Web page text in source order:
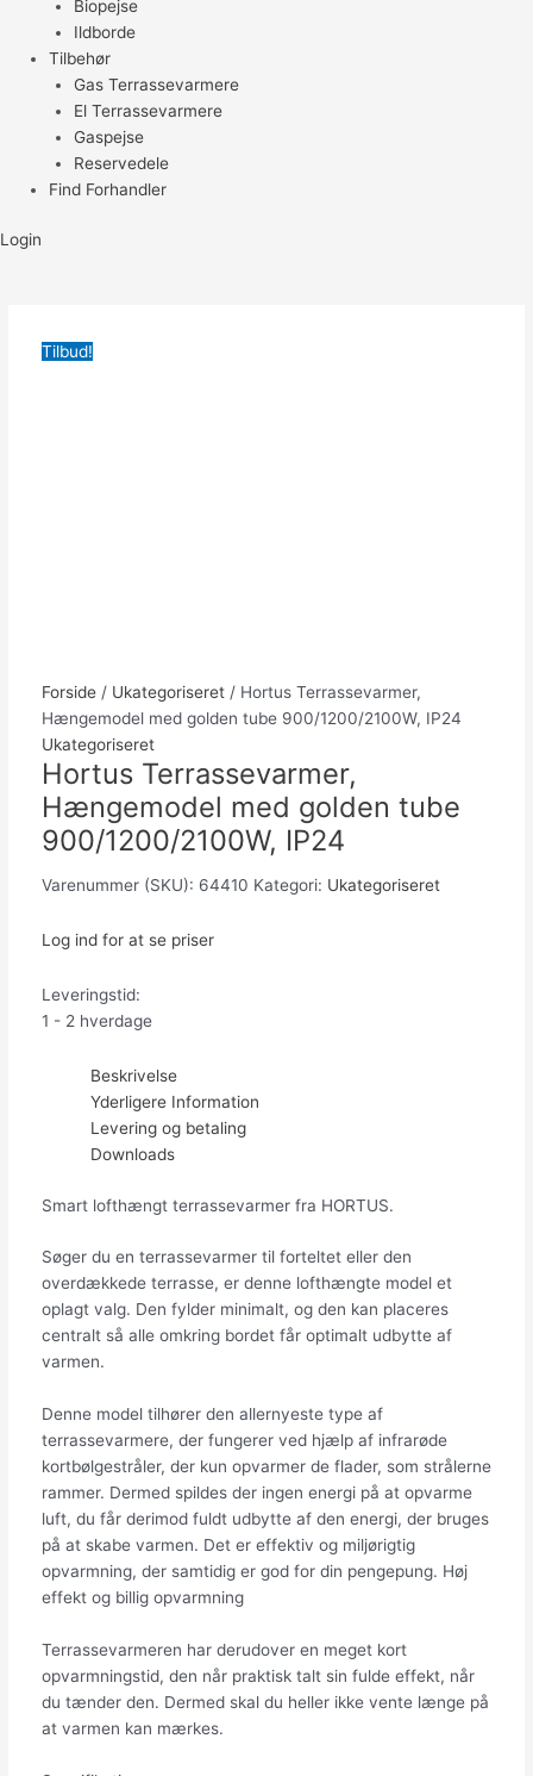
Biopejse
Ildborde
Tilbehør
Gas Terrassevarmere
El Terrassevarmere
Gaspejse
Reservedele
Find Forhandler
Login
Tilbud!
Forside/ Ukategoriseret/ Hortus Terrassevarmer,
Hængemodel med golden tube 900/1200/2100W, IP24
Ukategoriseret
Hortus Terrassevarmer,
Hængemodel med golden tube
900/1200/2100W, IP24
Varenummer (SKU): 64410 Kategori: Ukategoriseret
Log ind for at se priser
Leveringstid:
1 - 2 hverdage
Beskrivelse
Yderligere Information
Levering og betaling
Downloads
Smart lofthængt terrassevarmer fra HORTUS.
Søger du en terrassevarmer til forteltet eller den
overdækkede terrasse, er denne lofthængte model et
oplagt valg. Den fylder minimalt, og den kan placeres
centralt så alle omkring bordet får optimalt udbytte af
varmen.
Denne model tilhører den allernyeste type af
terrassevarmere, der fungerer ved hjælp af infrarøde
kortbølgestråler, der kun opvarmer de flader, som strålerne
rammer. Dermed spildes der ingen energi på at opvarme
luft, du får derimod fuldt udbytte af den energi, der bruges
på at skabe varmen. Det er effektiv og miljørigtig
opvarmning, der samtidig er god for din pengepung. Høj
effekt og billig opvarmning
Terrassevarmeren har derudover en meget kort
opvarmningstid, den når praktisk talt sin fulde effekt, når
du tænder den. Dermed skal du heller ikke vente længe på
at varmen kan mærkes.